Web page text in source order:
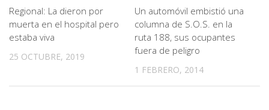
Regional: La dieron por
muerta en el hospital pero
estaba viva
25 OCTUBRE, 2019
Un automóvil embistió una
columna de S.O.S. en la
ruta 188, sus ocupantes
fuera de peligro
1 FEBRERO, 2014